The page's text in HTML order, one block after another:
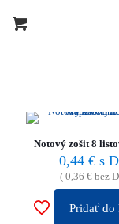
Notový zošit 8
0,44€ s
( 0,36 €bez
Pridať do